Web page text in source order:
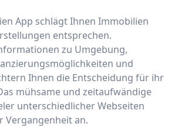
App schlägt Ihnen Immobilien
entsprechen.
zu Umgebung,
und
Ihnen die Entscheidung für ihr
mühsame und zeitaufwändige
unterschiedlicher Webseiten
Vergangenheit an.